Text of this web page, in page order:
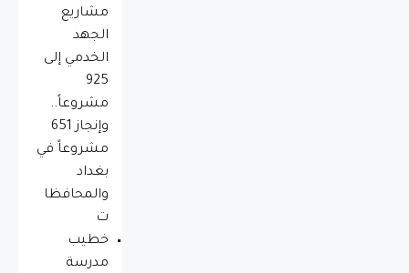
مشاريع
الجهد
الخدمي إلى
925
مشروعاً..
وإنجاز 651
مشروعاً في
بغداد
والمحافظا
ت
خطيب
مدرسة